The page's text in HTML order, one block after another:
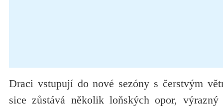
Draci vstupují do nové sezóny s čerstvým
sice zůstává několik loňských opor,